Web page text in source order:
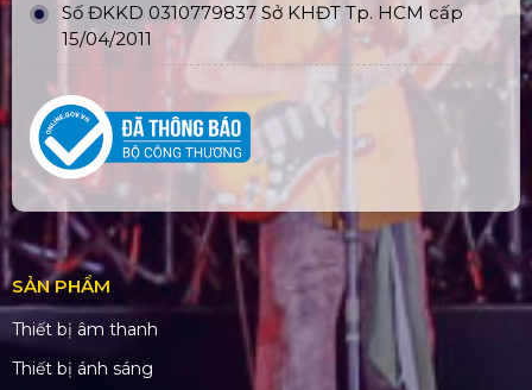
Số ĐKKD 0310779837 Sở KHĐT Tp. HCM cấp
15/04/2011
SẢN PHẨM
Thiết bị âm thanh
Thiết bị ánh sáng